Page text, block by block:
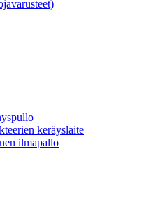
keräyslaite
ilmapallo